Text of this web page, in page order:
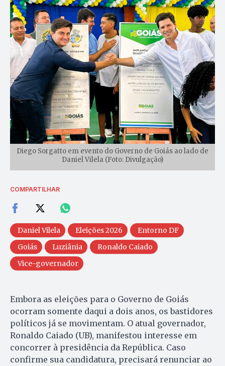
Diego Sorgatto em evento do Governo de Goiás ao lado de
Daniel Vilela (Foto: Divulgação)
COMPARTILHAR
Daniel Vilela Eleições 2026
Entorno DF
Goiás
Luziânia
Ronaldo Caiado
Vice-governador
Embora as eleições para o Governo de Goiás
ocorram somente daqui a dois anos, os bastidores
políticos já se movimentam. O atual governador,
Ronaldo Caiado (UB), manifestou interesse em
concorrer à presidência da República. Caso
confirme sua candidatura, precisará renunciar ao